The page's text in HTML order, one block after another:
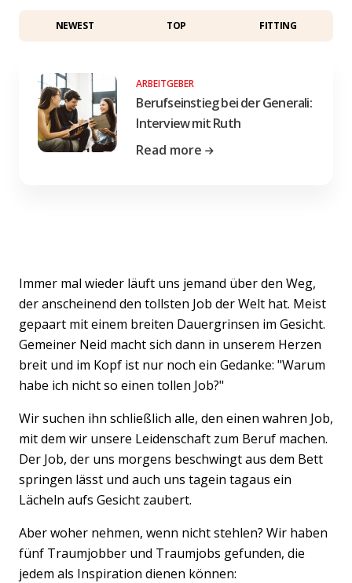
NEWEST TOP FITTING
ARBEITGEBER
Berufseinstieg bei der Generali:
Interview mit Ruth
Read more
Immer mal wieder läuft uns jemand über den Weg,
der anscheinend den tollsten Job der Welt hat. Meist
gepaart mit einem breiten Dauergrinsen im Gesicht.
Gemeiner Neid macht sich dann in unserem Herzen
breit und im Kopf ist nur noch ein Gedanke: "Warum
habe ich nicht so einen tollen Job?"
Wir suchen ihn schließlich alle, den einen wahren Job,
mit dem wir unsere Leidenschaft zum Beruf machen.
Der Job, der uns morgens beschwingt aus dem Bett
springen lässt und auch uns tagein tagaus ein
Lächeln aufs Gesicht zaubert.
Aber woher nehmen, wenn nicht stehlen? Wir haben
fünf Traumjobber und Traumjobs gefunden, die
jedem als Inspiration dienen können: